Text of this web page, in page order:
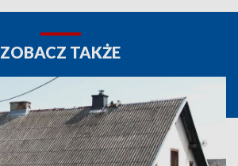
ZOBACZ TAKŻE